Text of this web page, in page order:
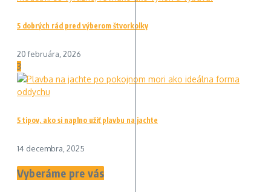
5 dobrých rád pred výberom štvorkolky
20 februára, 2026
3
5 tipov, ako si naplno užiť plavbu na jachte
14 decembra, 2025
Vyberáme pre vás